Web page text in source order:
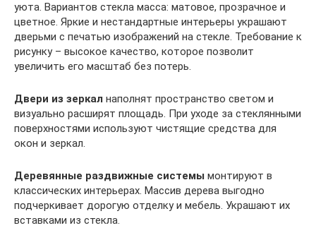
уюта. Вариантов стекла масса: матовое, прозрачное и
цветное. Яркие и нестандартные интерьеры украшают
дверьми с печатью изображений на стекле. Требование к
рисунку – высокое качество, которое позволит
увеличить его масштаб без потерь.
Двери из зеркал наполнят пространство светом и
визуально расширят площадь. При уходе за стеклянными
поверхностями используют чистящие средства для
окон и зеркал.
Деревянные раздвижные системы монтируют в
классических интерьерах. Массив дерева выгодно
подчеркивает дорогую отделку и мебель. Украшают их
вставками из стекла.